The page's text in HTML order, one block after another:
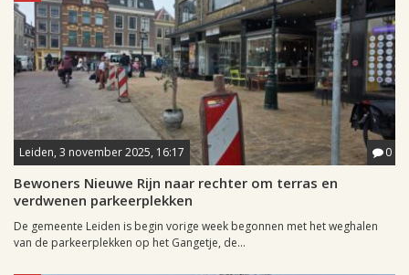
Leiden, 3 november 2025, 16:17 0
Bewoners Nieuwe Rijn naar rechter om terras en
verdwenen parkeerplekken
De gemeente Leiden is begin vorige week begonnen met het weghalen
van de parkeerplekken op het Gangetje, de...